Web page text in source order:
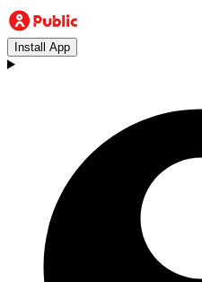
Install App